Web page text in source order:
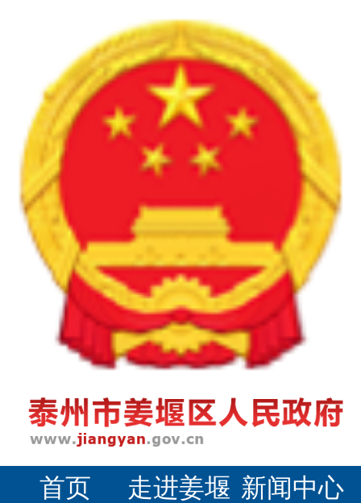
首页 走进姜堰 新闻中心